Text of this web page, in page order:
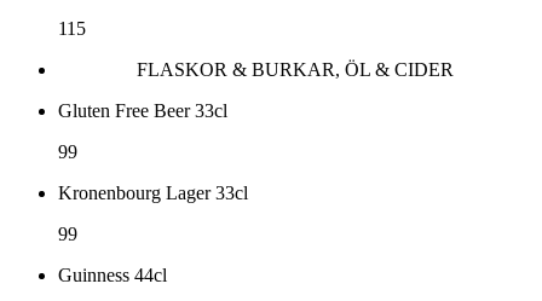
115
FLASKOR & BURKAR, ÖL & CIDER
Gluten Free Beer 33cl
99
Kronenbourg Lager 33cl
99
Guinness 44cl